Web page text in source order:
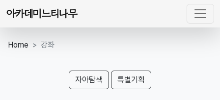
아카데미느티나무
Home 강좌
자아탐색 특별기획